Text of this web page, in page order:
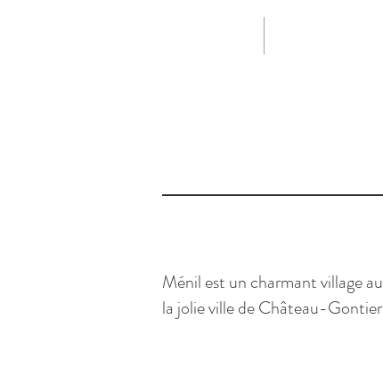
Ménil est un charmant village
la jolie ville de Château-